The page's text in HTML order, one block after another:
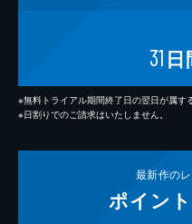
31 日
※無料トライアル期間終了日の翌日が属す
※日割りでのご請求はいたしません。
最新作の
ポイント